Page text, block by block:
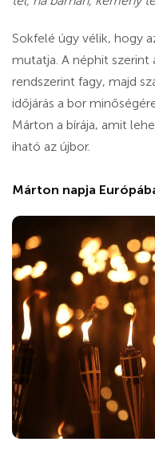
Sokfelé úgy vélik, hogy
mutatja. A néphit
rendszerint fagy, majd
időjárás a bor
Márton a bírája, amit
iható az újbor.
Márton napja